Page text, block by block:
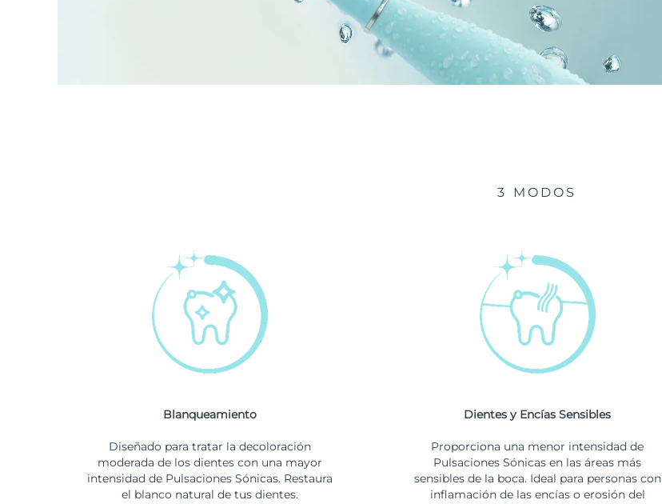
3 MODOS
Blanqueamiento
Diseñado para tratar la decoloración
moderada de los dientes con una mayor
intensidad de Pulsaciones Sónicas. Restaura
el blanco natural de tus dientes.
Dientes y Encías Sensibles
Proporciona una menor intensidad de
Pulsaciones Sónicas en las áreas más
sensibles de la boca. Ideal para personas con
inflamación de las encías o erosión del